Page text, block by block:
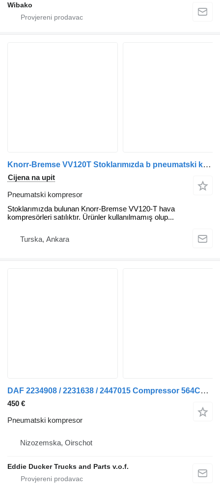
Wibako
Knorr-Bremse VV120T Stoklarımızda b pneumatski kompresor za Knorr-Bremse VV120-T željezničke opreme
Cijena na upit
Pneumatski kompresor
Stoklarımızda bulunan Knorr-Bremse VV120-T hava
kompresörleri satılıktır. Ürünler kullanılmamış olup...
Turska, Ankara
DAF 2234908 / 2231638 / 2447015 Compressor 564CC MX-11 pneumatski kompresor za tegljača
450 €
Pneumatski kompresor
Nizozemska, Oirschot
Eddie Ducker Trucks and Parts v.o.f.